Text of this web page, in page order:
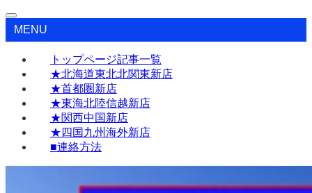
MENU
トップページ記事一覧
★北海道東北北関東新店
★首都圏新店
★東海北陸信越新店
★関西中国新店
★四国九州海外新店
■連絡方法